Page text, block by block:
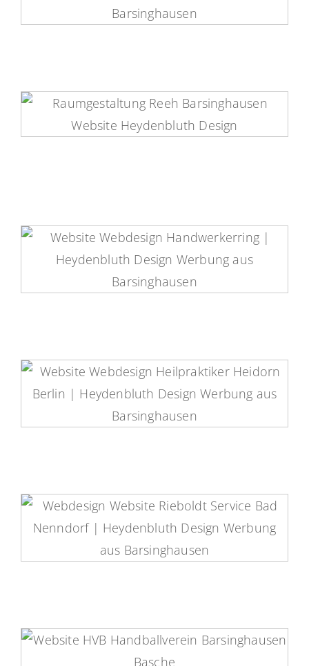
OsteoConcept Website
Raumgestaltung Reeh Website
Handwerkerring Barsinghausen
Website
Heilpraktikerin Carolin Heidorn
Website
Riebold-Service Website